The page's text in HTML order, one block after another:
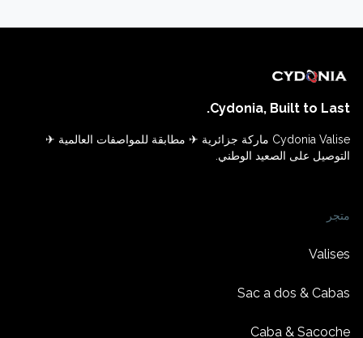
Cydonia, Built to Last.
Cydonia Valise ماركة جزائرية ✈ مطابقة للمواصفات العالمية ✈
التوصيل على الصعيد الوطني.
متجر
Valises
Sac a dos & Cabas
Caba & Sacoche